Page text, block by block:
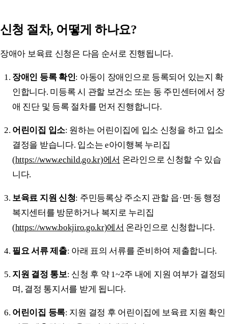
신청 절차, 어떻게 하나요?
장애아 보육료 신청은 다음 순서로 진행됩니다.
장애인 등록 확인: 아동이 장애인으로 등록되어 있는지 확
인합니다. 미등록 시 관할 보건소 또는 동 주민센터에서 장
애 진단 및 등록 절차를 먼저 진행합니다.
어린이집 입소: 원하는 어린이집에 입소 신청을 하고 입소
결정을 받습니다. 입소는 e아이행복 누리집
(https://www.echild.go.kr)에서 온라인으로 신청할 수 있습
니다.
보육료 지원 신청: 주민등록상 주소지 관할 읍·면·동 행정
복지센터를 방문하거나 복지로 누리집
(https://www.bokjiro.go.kr)에서 온라인으로 신청합니다.
필요 서류 제출: 아래 표의 서류를 준비하여 제출합니다.
지원 결정 통보: 신청 후 약 1~2주 내에 지원 여부가 결정되
며, 결정 통지서를 받게 됩니다.
어린이집 등록: 지원 결정 후 어린이집에 보육료 지원 확인